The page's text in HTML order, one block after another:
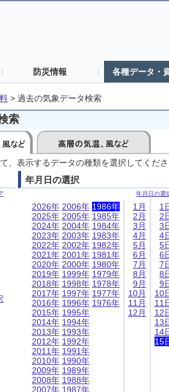
防災情報 各種データ・
> 過去の気象データ検索
索
、表示するデータの種類を選択してくだ
年月日の選択
年月日の選
2026年
2025年
2024年
2023年
2022年
2021年
2020年
2019年
2018年
2017年
2016年
2015年
2014年
2013年
2012年
2011年
2010年
2009年
2008年
2007年
2006年
2005年
2004年
2003年
2002年
2001年
2000年
1999年
1998年
1997年
1996年
1995年
1994年
1993年
1992年
1991年
1990年
1989年
1988年
1987年
1986年
1985年
1984年
1983年
1982年
1981年
1980年
1979年
1978年
1977年
1976年
1月
2月
3月
4月
5月
6月
7月
8月
9月
10月
11月
12月
1
2
3
4
5
6
7
8
9
10
11
12
13
14
15